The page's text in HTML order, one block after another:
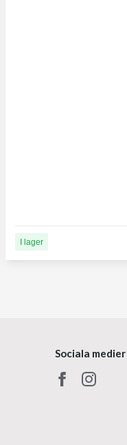
I lager
Sociala medier